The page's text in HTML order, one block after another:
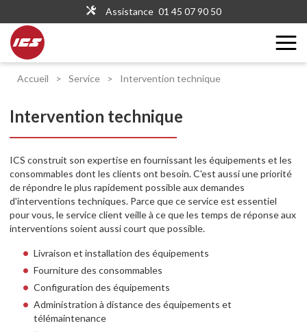
Assistance 01 45 07 90 50
Accueil > Service > Intervention technique
Intervention technique
ICS construit son expertise en fournissant les équipements et les
consommables dont les clients ont besoin. C'est aussi une priorité
de répondre le plus rapidement possible aux demandes
d'interventions techniques. Parce que ce service est essentiel
pour vous, le service client veille à ce que les temps de réponse aux
interventions soient aussi court que possible.
Livraison et installation des équipements
Fourniture des consommables
Configuration des équipements
Administration à distance des équipements et
télémaintenance